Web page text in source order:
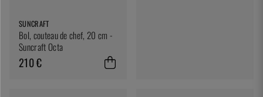
SUNCRAFT
Bol, couteau de chef, 20 cm -
Suncraft Octa
210 €